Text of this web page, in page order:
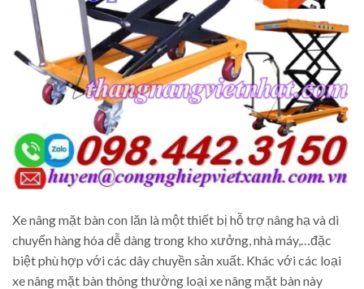
Xe nâng mặt bàn con lăn là một thiết bị hỗ trợ nâng hạ và di
chuyển hàng hóa dễ dàng trong kho xưởng, nhà máy,…đặc
biệt phù hợp với các dây chuyền sản xuất. Khác với các loại
xe nâng mặt bàn thông thường loại xe nâng mặt bàn này